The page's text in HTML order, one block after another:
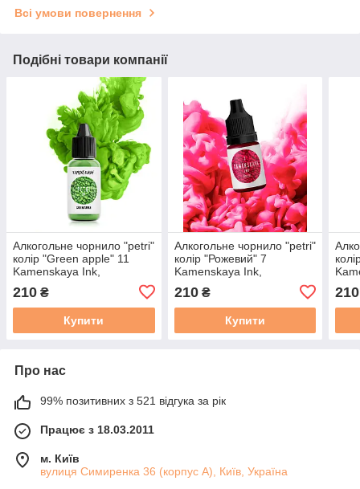
Всі умови повернення
Подібні товари компанії
Алкогольне чорнило "petri"
колір "Green apple" 11
Kamenskaya Ink,
210 ₴
Купити
Алкогольне чорнило "petri"
колір "Рожевий" 7
Kamenskaya Ink,
210₴
Купити
210
Про нас
99% позитивних з 521 відгука за рік
Працює з 18.03.2011
м. Київ
вулиця Симиренка 36 (корпус А), Київ, Україна